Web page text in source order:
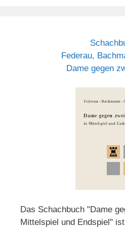
Federau,
Dame gegen
Das Schachbuch "Dame
Mittelspiel und Endspiel"